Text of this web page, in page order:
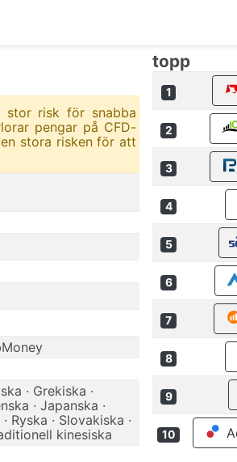
stor risk för snabba
pengar på CFD-
stora risken för att
· Grekiska ·
· Japanska ·
Ryska · Slovakiska ·
kinesiska
topp
1
2
3
4
5
6
7
8
9
10